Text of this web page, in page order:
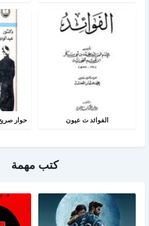
الفوائد ت عيون
كتب مهمة